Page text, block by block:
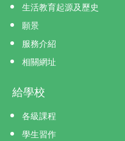
生活教育起源及歷史
願景
服務介紹
相關網址
給學校
各級課程
學生習作